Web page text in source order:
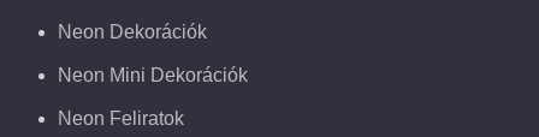
Neon Dekorációk
Neon Mini Dekorációk
Neon Feliratok